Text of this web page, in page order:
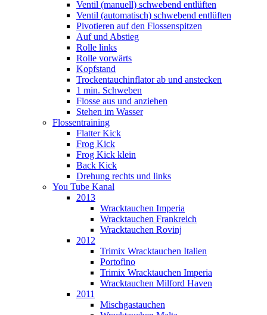
Ventil (manuell) schwebend entlüften
Ventil (automatisch) schwebend entlüften
Pivotieren auf den Flossenspitzen
Auf und Abstieg
Rolle links
Rolle vorwärts
Kopfstand
Trockentauchinflator ab und anstecken
1 min. Schweben
Flosse aus und anziehen
Stehen im Wasser
Flossentraining
Flatter Kick
Frog Kick
Frog Kick klein
Back Kick
Drehung rechts und links
You Tube Kanal
2013
Wracktauchen Imperia
Wracktauchen Frankreich
Wracktauchen Rovinj
2012
Trimix Wracktauchen Italien
Portofino
Trimix Wracktauchen Imperia
Wracktauchen Milford Haven
2011
Mischgastauchen